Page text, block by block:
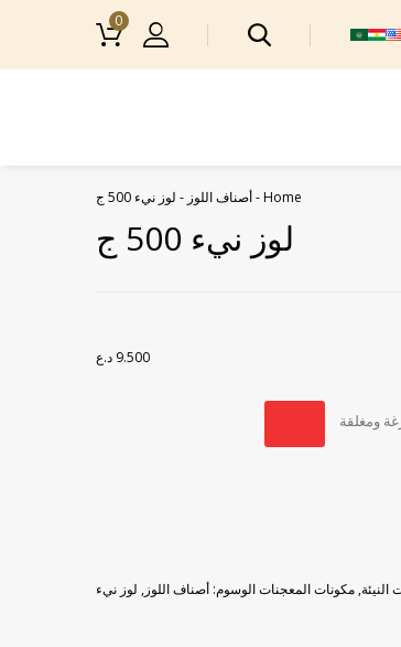
0
Home
-أصناف اللوز - لوز نيء 500 ج
لوز نيء 500 ج
9.500 د.ع
ومغلقة
, مكونات المعجناتالوسوم: أصناف اللوز, لوز نيء